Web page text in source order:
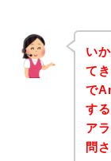
い
て
で
す
ア
問